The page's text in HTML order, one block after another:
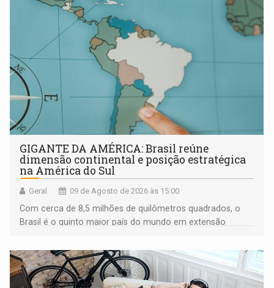
GIGANTE DA AMÉRICA: Brasil reúne
dimensão continental e posição estratégica
na América do Sul
Geral 09 de Agosto de 2026 às 15:00
Com cerca de 8,5 milhões de quilômetros quadrados, o
Brasil é o quinto maior país do mundo em extensão